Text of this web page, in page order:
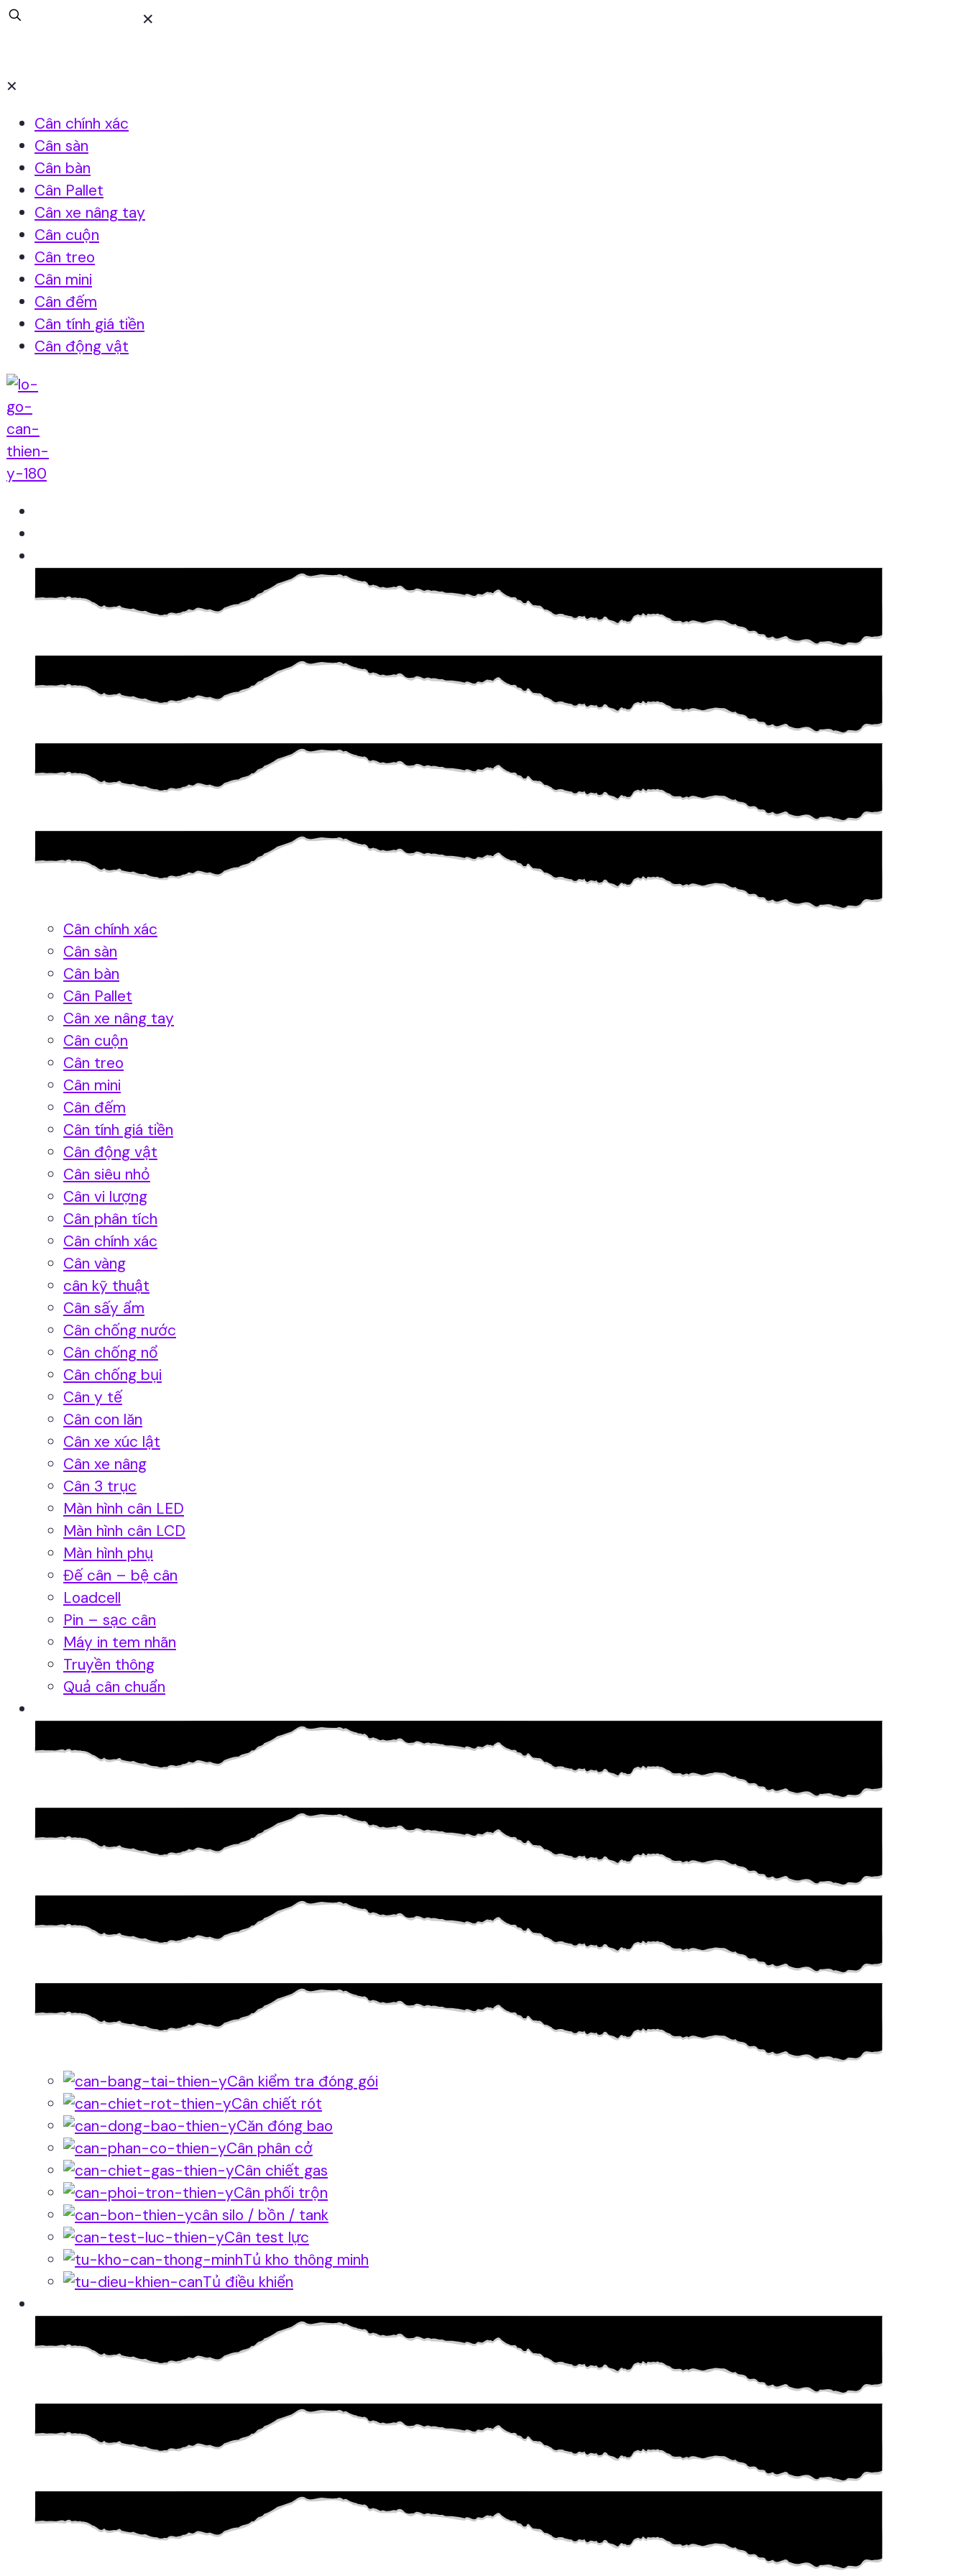
✕
✕
Cân chính xác
Cân sàn
Cân bàn
Cân Pallet
Cân xe nâng tay
Cân cuộn
Cân treo
Cân mini
Cân đếm
Cân tính giá tiền
Cân động vật
Cân chính xác
Cân sàn
Cân bàn
Cân Pallet
Cân xe nâng tay
Cân cuộn
Cân treo
Cân mini
Cân đếm
Cân tính giá tiền
Cân động vật
Cân siêu nhỏ
Cân vi lượng
Cân phân tích
Cân chính xác
Cân vàng
cân kỹ thuật
Cân sấy ẩm
Cân chống nước
Cân chống nổ
Cân chống bụi
Cân y tế
Cân con lăn
Cân xe xúc lật
Cân xe nâng
Cân 3 trục
Màn hình cân LED
Màn hình cân LCD
Màn hình phụ
Đế cân – bệ cân
Loadcell
Pin – sạc cân
Máy in tem nhãn
Truyền thông
Quả cân chuẩn
Cân kiểm tra đóng gói
Cân chiết rót
Căn đóng bao
Cân phân cở
Cân chiết gas
Cân phối trộn
cân silo / bồn / tank
Cân test lực
Tủ kho thông minh
Tủ điều khiển